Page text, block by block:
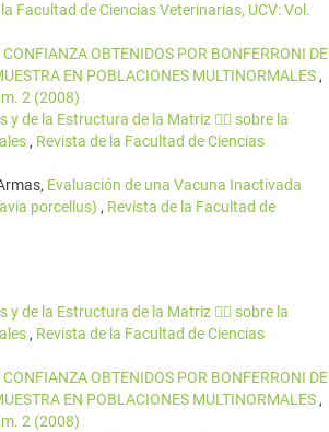
Facultad de Ciencias Veterinarias, UCV: Vol.
OBTENIDOS POR BONFERRONI DE
EN POBLACIONES MULTINORMALES ,
2 (2008)
y de la Estructura de la Matriz  sobre la
, Revista de la Facultad de Ciencias
Evaluación de una Vacuna Inactivada
porcellus) , Revista de la Facultad de
y de la Estructura de la Matriz  sobre la
, Revista de la Facultad de Ciencias
OBTENIDOS POR BONFERRONI DE
EN POBLACIONES MULTINORMALES ,
2 (2008)